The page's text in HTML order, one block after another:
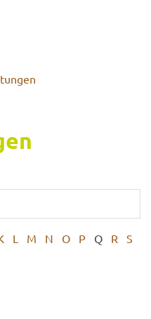
L M N O P Q R
S